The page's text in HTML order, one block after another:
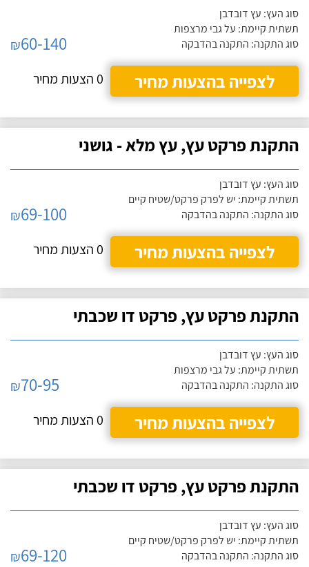
סוג העץ: עץ דובדבן
תשתית קיימת: על גבי מרצפות
סוג התקנה: התקנה בהדבקה
₪60-140
לצפייה בהצעות מחיר
0 הצעות מחיר
התקנת פרקט עץ, עץ מלא - גושני
סוג העץ: עץ דובדבן
תשתית קיימת: יש לפרק פרקט/שטיח קיים
סוג התקנה: התקנה בהדבקה
₪69-100
לצפייה בהצעות מחיר
0 הצעות מחיר
התקנת פרקט עץ, פרקט דו שכבתי
סוג העץ: עץ דובדבן
תשתית קיימת: על גבי מרצפות
סוג התקנה: התקנה בהדבקה
₪70-95
לצפייה בהצעות מחיר
0 הצעות מחיר
התקנת פרקט עץ, פרקט דו שכבתי
סוג העץ: עץ דובדבן
תשתית קיימת: יש לפרק פרקט/שטיח קיים
סוג התקנה: התקנה בהדבקה
₪69-120